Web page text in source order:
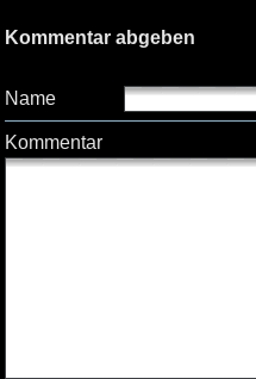
Kommentar abgeben
Name
Kommentar